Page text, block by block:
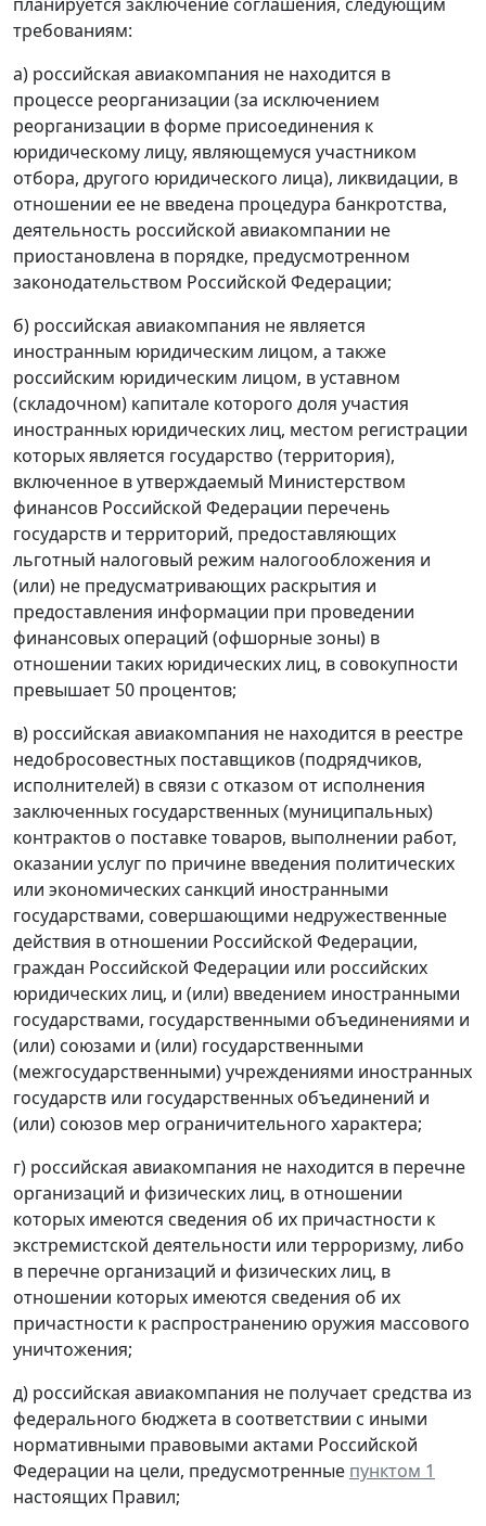
требованиям:
а) российская авиакомпания не находится в
процессе реорганизации (за исключением
реорганизации в форме присоединения к
юридическому лицу, являющемуся участником
отбора, другого юридического лица), ликвидации, в
отношении ее не введена процедура банкротства,
деятельность российской авиакомпании не
приостановлена в порядке, предусмотренном
законодательством Российской Федерации;
б) российская авиакомпания не является
иностранным юридическим лицом, а также
российским юридическим лицом, в уставном
(складочном) капитале которого доля участия
иностранных юридических лиц, местом регистрации
которых является государство (территория),
включенное в утверждаемый Министерством
финансов Российской Федерации перечень
государств и территорий, предоставляющих
льготный налоговый режим налогообложения и
(или) не предусматривающих раскрытия и
предоставления информации при проведении
финансовых операций (офшорные зоны) в
отношении таких юридических лиц, в совокупности
превышает 50 процентов;
в) российская авиакомпания не находится в реестре
недобросовестных поставщиков (подрядчиков,
исполнителей) в связи с отказом от исполнения
заключенных государственных (муниципальных)
контрактов о поставке товаров, выполнении работ,
оказании услуг по причине введения политических
или экономических санкций иностранными
государствами, совершающими недружественные
действия в отношении Российской Федерации,
граждан Российской Федерации или российских
юридических лиц, и (или) введением иностранными
государствами, государственными объединениями и
(или) союзами и (или) государственными
(межгосударственными) учреждениями иностранных
государств или государственных объединений и
(или) союзов мер ограничительного характера;
г) российская авиакомпания не находится в перечне
организаций и физических лиц, в отношении
которых имеются сведения об их причастности к
экстремистской деятельности или терроризму, либо
в перечне организаций и физических лиц, в
отношении которых имеются сведения об их
причастности к распространению оружия массового
уничтожения;
д) российская авиакомпания не получает средства из
федерального бюджета в соответствии с иными
нормативными правовыми актами Российской
Федерации на цели, предусмотренные пунктом 1
настоящих Правил;